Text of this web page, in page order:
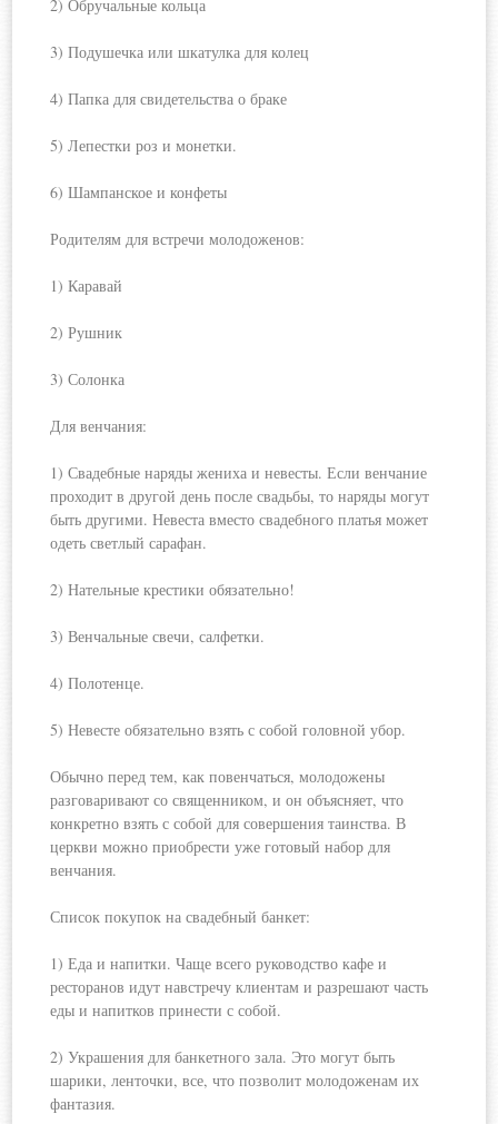
2) Обручальные кольца
3) Подушечка или шкатулка для колец
4) Папка для свидетельства о браке
5) Лепестки роз и монетки.
6) Шампанское и конфеты
Родителям для встречи молодоженов:
1) Каравай
2) Рушник
3) Солонка
Для венчания:
1) Свадебные наряды жениха и невесты. Если венчание
проходит в другой день после свадьбы, то наряды могут
быть другими. Невеста вместо свадебного платья может
одеть светлый сарафан.
2) Нательные крестики обязательно!
3) Венчальные свечи, салфетки.
4) Полотенце.
5) Невесте обязательно взять с собой головной убор.
Обычно перед тем, как повенчаться, молодожены
разговаривают со священником, и он объясняет, что
конкретно взять с собой для совершения таинства. В
церкви можно приобрести уже готовый набор для
венчания.
Список покупок на свадебный банкет:
1) Еда и напитки. Чаще всего руководство кафе и
ресторанов идут навстречу клиентам и разрешают часть
еды и напитков принести с собой.
2) Украшения для банкетного зала. Это могут быть
шарики, ленточки, все, что позволит молодоженам их
фантазия.